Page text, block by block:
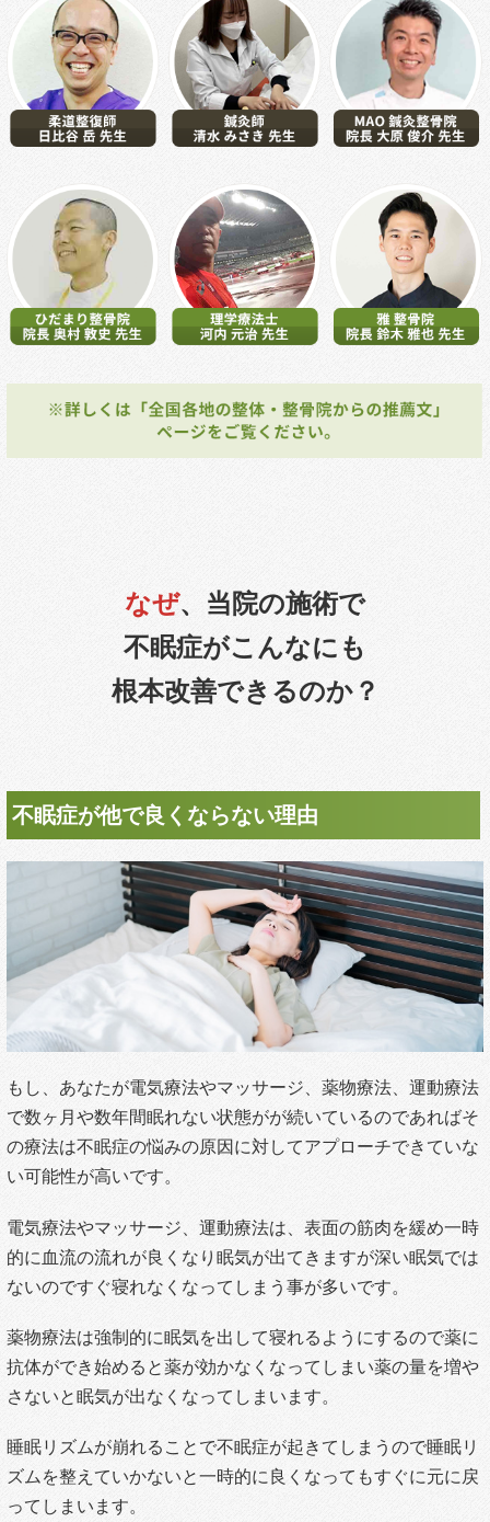
なぜ、当院の施術で
不眠症がこんなにも
根本改善できるのか？
不眠症が他で良くならない理由
もし、あなたが電気療法やマッサージ、薬物療法、運動療法
で数ヶ月や数年間眠れない状態がが続いているのであればそ
の療法は不眠症の悩みの原因に対してアプローチできていな
い可能性が高いです。
電気療法やマッサージ、運動療法は、表面の筋肉を緩め一時
的に血流の流れが良くなり眠気が出てきますが深い眠気では
ないのですぐ寝れなくなってしまう事が多いです。
薬物療法は強制的に眠気を出して寝れるようにするので薬に
抗体ができ始めると薬が効かなくなってしまい薬の量を増や
さないと眠気が出なくなってしまいます。
睡眠リズムが崩れることで不眠症が起きてしまうので睡眠リ
ズムを整えていかないと一時的に良くなってもすぐに元に戻
ってしまいます。